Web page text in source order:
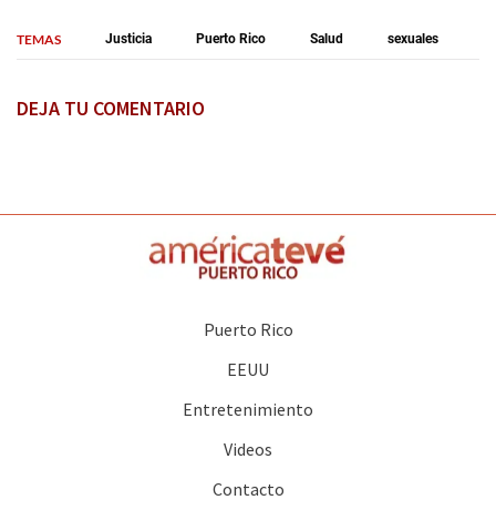
TEMAS Justicia Puerto Rico Salud sexuales
DEJA TU COMENTARIO
Puerto Rico
EEUU
Entretenimiento
Videos
Contacto